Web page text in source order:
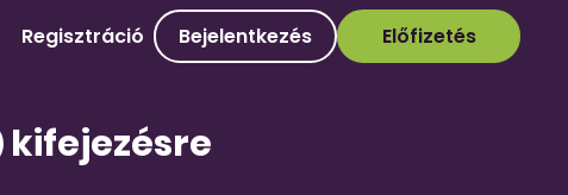
Regisztráció Bejelentkezés Előfizetés
kifejezésre